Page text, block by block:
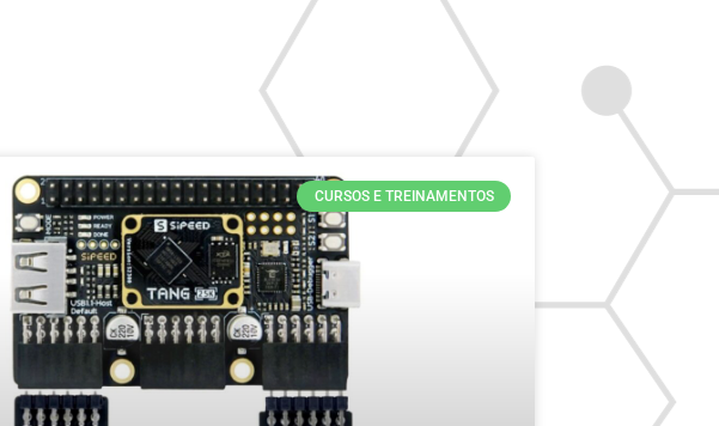
CURSOS E TREINAMENTOS